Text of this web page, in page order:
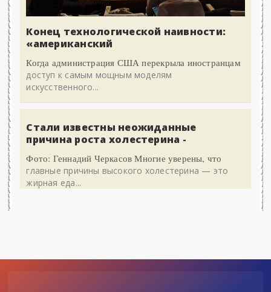
Конец технологической наивности:
«американский
Когда администрация США перекрыла иностранцам
доступ к самым мощным моделям
искусственного...
Стали известны неожиданные
причина роста холестерина -
Фото: Геннадий Черкасов Многие уверены, что
главные причины высокого холестерина — это
жирная еда...